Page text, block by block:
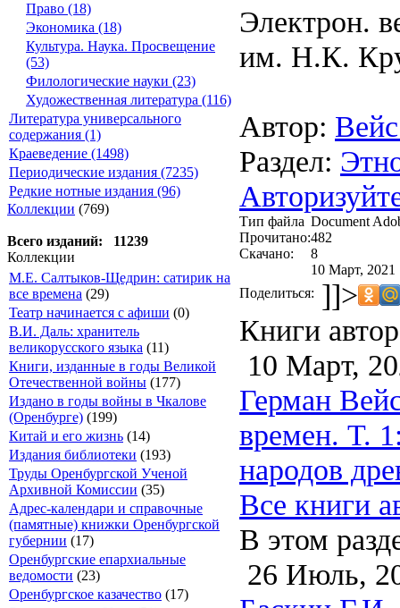
Право (18)
Экономика (18)
Культура. Наука. Просвещение
(53)
Филологические науки (23)
Художественная литература (116)
Литература универсального
содержания (1)
Краеведение (1498)
Периодические издания (7235)
Редкие нотные издания (96)
Коллекции (769)
Всего изданий: 11239
Коллекции
М.Е. Салтыков-Щедрин: сатирик на
все времена (29)
Театр начинается с афиши (0)
В.И. Даль: хранитель
великорусского языка (11)
Книги, изданные в годы Великой
Отечественной войны (177)
Издано в годы войны в Чкалове
(Оренбурге) (199)
Китай и его жизнь (14)
Издания библиотеки (193)
Труды Оренбургской Ученой
Архивной Комиссии (35)
Адрес-календари и справочные
(памятные) книжки Оренбургской
губернии (17)
Оренбургские епархиальные
ведомости (23)
Оренбургское казачество (17)
Электрон.
им. Н.К.
Автор:
Раздел:
Тип файла Document
Прочитано:482
Скачано:
8
10 Март, 2021
Поделиться: ]]>
Книги
10 Март,
Герман
времен. Т.
народов
Все книги
В этом
26 Июль,